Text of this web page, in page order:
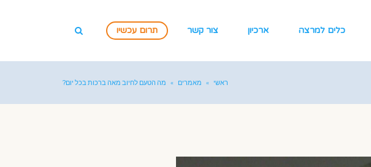
כלים למרצה ארכיון צור קשר תרום עכשיו
ראשי » מאמרים » מה הטעם לחיוב מאה ברכות בכל יום?